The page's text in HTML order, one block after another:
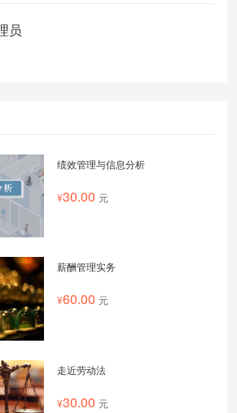
员
绩效管理与信息分析
30.00 元
薪酬管理实务
60.00 元
走近劳动法
30.00 元